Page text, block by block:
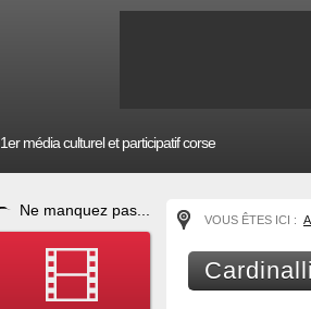
1er média culturel et participatif corse
Ne manquez pas...
VOUS ÊTES ICI :